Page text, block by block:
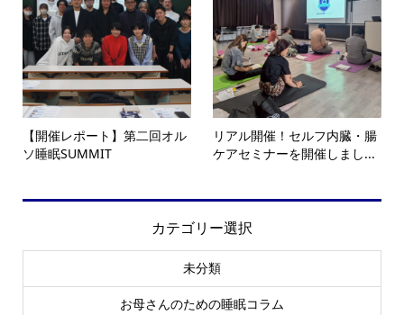
【開催レポート】第二回オル
ソ睡眠SUMMIT
リアル開催！セルフ内臓・腸
ケアセミナーを開催しまし...
カテゴリー選択
未分類
お母さんのための睡眠コラム